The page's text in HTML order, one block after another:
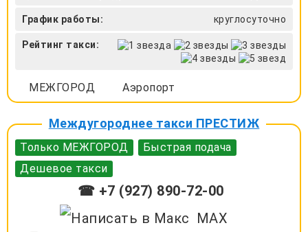
График работы: круглосуточно
Рейтинг такси:
МЕЖГОРОД Аэропорт
Междугороднее такси ПРЕСТИЖ
Только МЕЖГОРОД
Быстрая подача
Дешевое такси
☎ +7 (927) 890-72-00
MAX